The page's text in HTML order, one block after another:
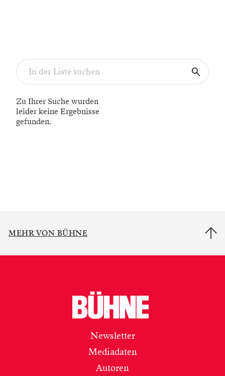
Zu Ihrer Suche wurden
leider keine Ergebnisse
gefunden.
MEHR VON BÜHNE
Newsletter
Mediadaten
Autoren